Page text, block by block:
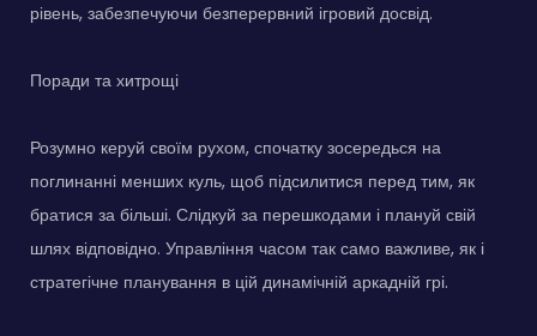
рівень, забезпечуючи безперервний ігровий досвід.
Поради та хитрощі
Розумно керуй своїм рухом, спочатку зосередься на
поглинанні менших куль, щоб підсилитися перед тим, як
братися за більші. Слідкуй за перешкодами і плануй свій
шлях відповідно. Управління часом так само важливе, як і
стратегічне планування в цій динамічній аркадній грі.